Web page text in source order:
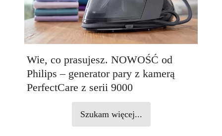
Wie, co prasujesz. NOWOŚĆ od
Philips – generator pary z kamerą
PerfectCare z serii 9000
Szukam więcej...